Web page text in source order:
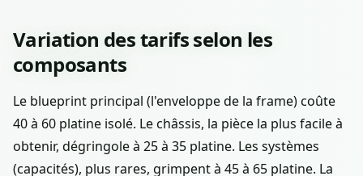
Variation des tarifs selon les
composants
Le blueprint principal (l'enveloppe de la frame) coûte
40 à 60 platine isolé. Le châssis, la pièce la plus facile à
obtenir, dégringole à 25 à 35 platine. Les systèmes
(capacités), plus rares, grimpent à 45 à 65 platine. La